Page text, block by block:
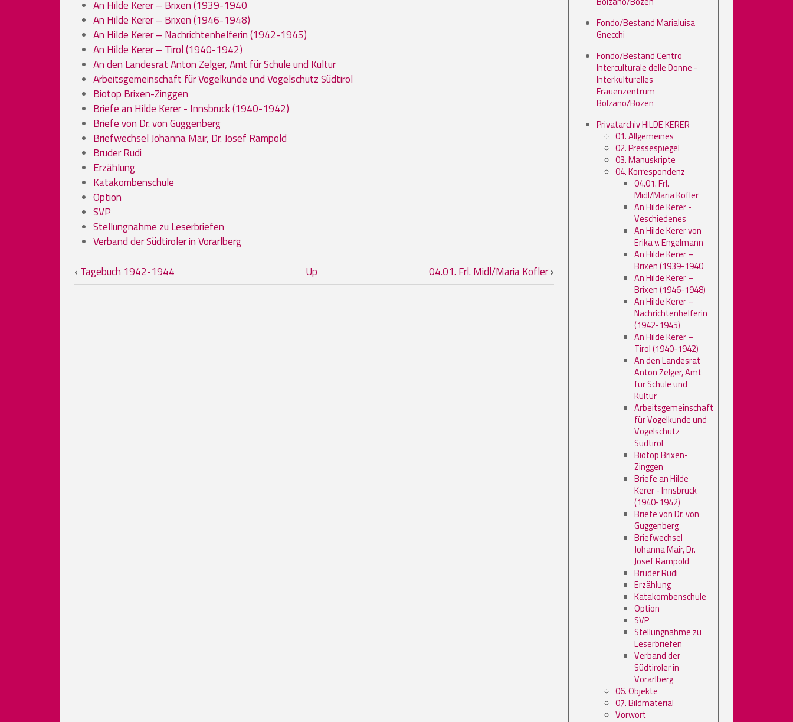
An Hilde Kerer – Brixen (1939-1940
An Hilde Kerer – Brixen (1946-1948)
An Hilde Kerer – Nachrichtenhelferin (1942-1945)
An Hilde Kerer – Tirol (1940-1942)
An den Landesrat Anton Zelger, Amt für Schule und Kultur
Arbeitsgemeinschaft für Vogelkunde und Vogelschutz Südtirol
Biotop Brixen-Zinggen
Briefe an Hilde Kerer - Innsbruck (1940-1942)
Briefe von Dr. von Guggenberg
Briefwechsel Johanna Mair, Dr. Josef Rampold
Bruder Rudi
Erzählung
Katakombenschule
Option
SVP
Stellungnahme zu Leserbriefen
Verband der Südtiroler in Vorarlberg
Book traversal links for 04. Korrespondenz
‹ Tagebuch 1942-1944 Up 04.01. Frl. Midl/Maria Kofler›
Fondo/Bestand Marialuisa
Gnecchi
Fondo/Bestand Centro
Interculturale delle Donne -
Interkulturelles
Frauenzentrum
Bolzano/Bozen
Privatarchiv HILDE KERER
01. Allgemeines
02. Pressespiegel
03. Manuskripte
04. Korrespondenz
04.01. Frl.
Midl/Maria Kofler
An Hilde Kerer -
Veschiedenes
An Hilde Kerer von
Erika v. Engelmann
An Hilde Kerer –
Brixen (1939-1940
An Hilde Kerer –
Brixen (1946-1948)
An Hilde Kerer –
Nachrichtenhelferin
(1942-1945)
An Hilde Kerer –
Tirol (1940-1942)
An den Landesrat
Anton Zelger, Amt
für Schule und
Kultur
Arbeitsgemeinschaft
für Vogelkunde und
Vogelschutz
Südtirol
Biotop Brixen-
Zinggen
Briefe an Hilde
Kerer - Innsbruck
(1940-1942)
Briefe von Dr. von
Guggenberg
Briefwechsel
Johanna Mair, Dr.
Josef Rampold
Bruder Rudi
Erzählung
Katakombenschule
Option
SVP
Stellungnahme zu
Leserbriefen
Verband der
Südtiroler in
Vorarlberg
06. Objekte
07. Bildmaterial
Vorwort